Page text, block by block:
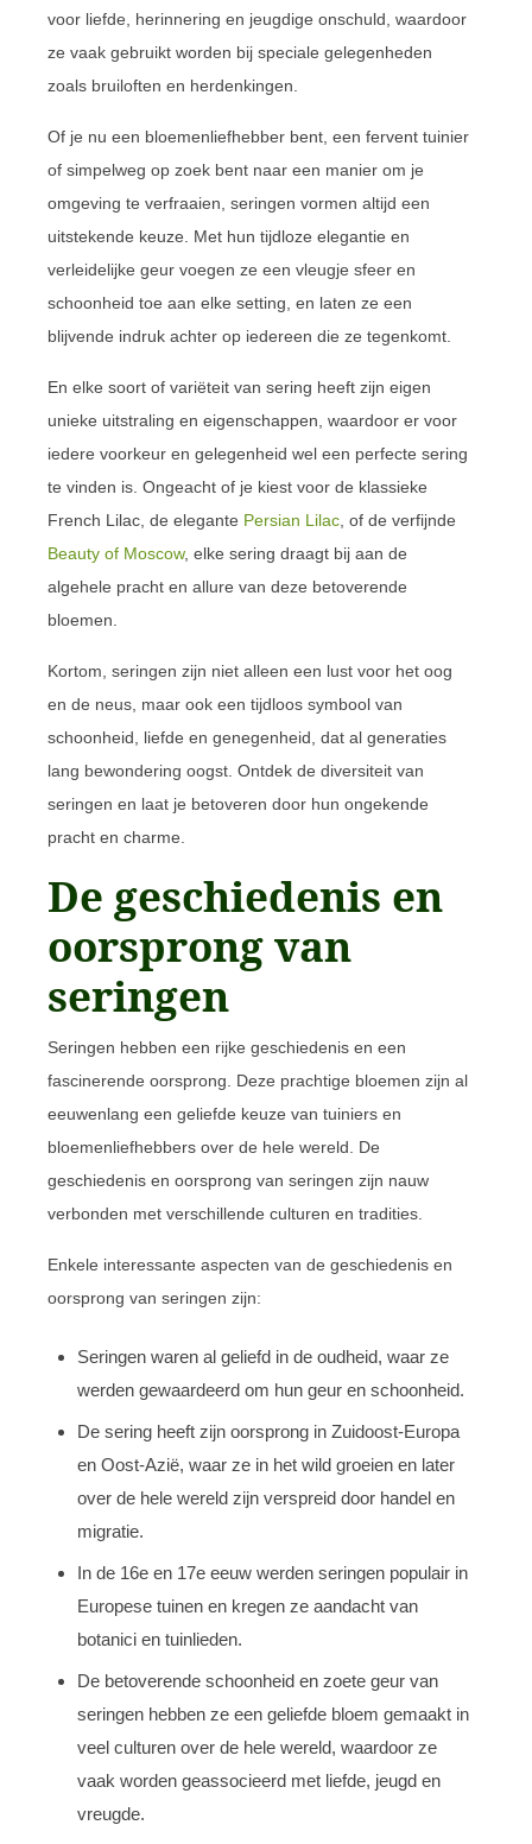
voor liefde, herinnering en jeugdige onschuld, waardoor
ze vaak gebruikt worden bij speciale gelegenheden
zoals bruiloften en herdenkingen.
Of je nu een bloemenliefhebber bent, een fervent tuinier
of simpelweg op zoek bent naar een manier om je
omgeving te verfraaien, seringen vormen altijd een
uitstekende keuze. Met hun tijdloze elegantie en
verleidelijke geur voegen ze een vleugje sfeer en
schoonheid toe aan elke setting, en laten ze een
blijvende indruk achter op iedereen die ze tegenkomt.
En elke soort of variëteit van sering heeft zijn eigen
unieke uitstraling en eigenschappen, waardoor er voor
iedere voorkeur en gelegenheid wel een perfecte sering
te vinden is. Ongeacht of je kiest voor de klassieke
French Lilac, de elegante Persian Lilac , of de verfijnde
Beauty of Moscow, elke sering draagt bij aan de
algehele pracht en allure van deze betoverende
bloemen.
Kortom, seringen zijn niet alleen een lust voor het oog
en de neus, maar ook een tijdloos symbool van
schoonheid, liefde en genegenheid, dat al generaties
lang bewondering oogst. Ontdek de diversiteit van
seringen en laat je betoveren door hun ongekende
pracht en charme.
De geschiedenis en
oorsprong van
seringen
Seringen hebben een rijke geschiedenis en een
fascinerende oorsprong. Deze prachtige bloemen zijn al
eeuwenlang een geliefde keuze van tuiniers en
bloemenliefhebbers over de hele wereld. De
geschiedenis en oorsprong van seringen zijn nauw
verbonden met verschillende culturen en tradities.
Enkele interessante aspecten van de geschiedenis en
oorsprong van seringen zijn:
Seringen waren al geliefd in de oudheid, waar ze
werden gewaardeerd om hun geur en schoonheid.
De sering heeft zijn oorsprong in Zuidoost-Europa
en Oost-Azië, waar ze in het wild groeien en later
over de hele wereld zijn verspreid door handel en
migratie.
In de 16e en 17e eeuw werden seringen populair in
Europese tuinen en kregen ze aandacht van
botanici en tuinlieden.
De betoverende schoonheid en zoete geur van
seringen hebben ze een geliefde bloem gemaakt in
veel culturen over de hele wereld, waardoor ze
vaak worden geassocieerd met liefde, jeugd en
vreugde.